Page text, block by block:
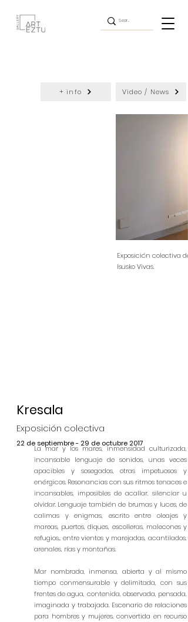
+ info Video / News
Exposición colectiva
Isusko Vivas.
Kresala
Exposición colectiva
22 de septiembre - 29 de octubre 2017
La mar y los mares, inmensidad culturizada,
incansable lenguaje de sonidos, unas veces
apacibles y sosegados, otras impetuosos y
enérgicos. Resonancias con sus ritmos tenaces e
incansables, imposibles de acallar, silenciar u
olvidar. Lenguaje también de brumas y luces, de
calimas y enigmas, escrito entre oleajes y
mareas, puertos, diques, escolleras, malecones y
refugios... entre vientos y marejadas, acantilados,
arenales, rías y montañas.
Mar nombrada, inmensa, abierta y al mismo
tiempo conmensurable y delimitada, con sus
frentes de agua, contenida, observada, pensada,
imaginada y trabajada. Escenario de relaciones
para hombres y mujeres, convertida en recurso